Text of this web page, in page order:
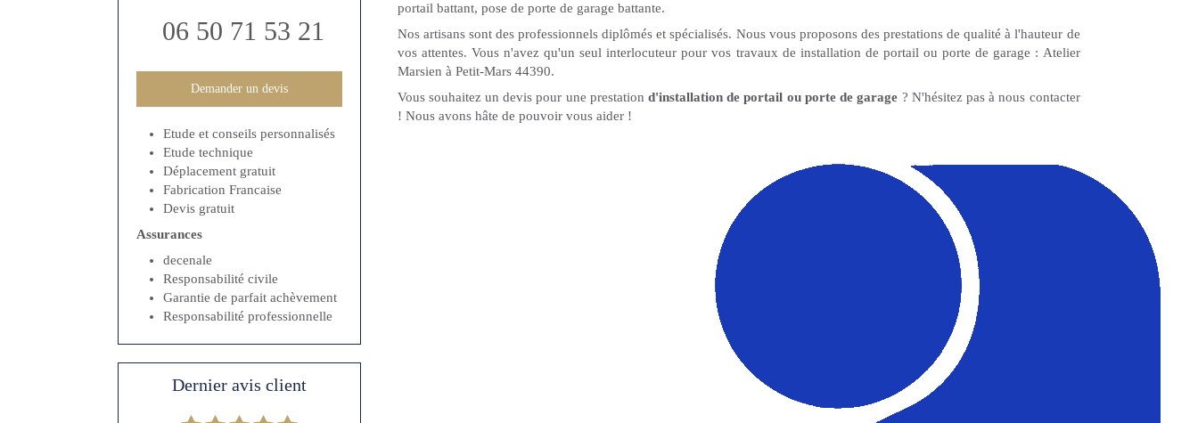
portail battant, pose de porte de garage battante.
Nos artisans sont des professionnels diplômés et spécialisés. Nous vous proposons des prestations de qualité à l'hauteur de
vos attentes. Vous n'avez qu'un seul interlocuteur pour vos travaux de installation de portail ou porte de garage : Atelier
Marsien à Petit-Mars 44390.
Vous souhaitez un devis pour une prestation d'installation de portail ou porte de garage ? N'hésitez pas à nous contacter
! Nous avons hâte de pouvoir vous aider !
06 50 71 53 21
Demander un devis
Etude et conseils personnalisés
Etude technique
Déplacement gratuit
Fabrication Francaise
Devis gratuit
Assurances
decenale
Responsabilité civile
Garantie de parfait achèvement
Responsabilité professionnelle
Dernier avis client